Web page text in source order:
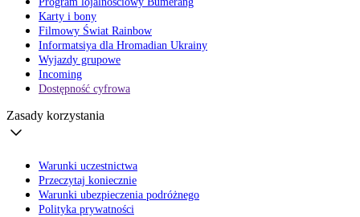
Karty i bony
Filmowy Świat Rainbow
Informatsiya dla Hromadian Ukrainy
Wyjazdy grupowe
Incoming
Dostępność cyfrowa
Zasady korzystania
Warunki uczestnictwa
Przeczytaj koniecznie
Warunki ubezpieczenia podróżnego
Polityka prywatności